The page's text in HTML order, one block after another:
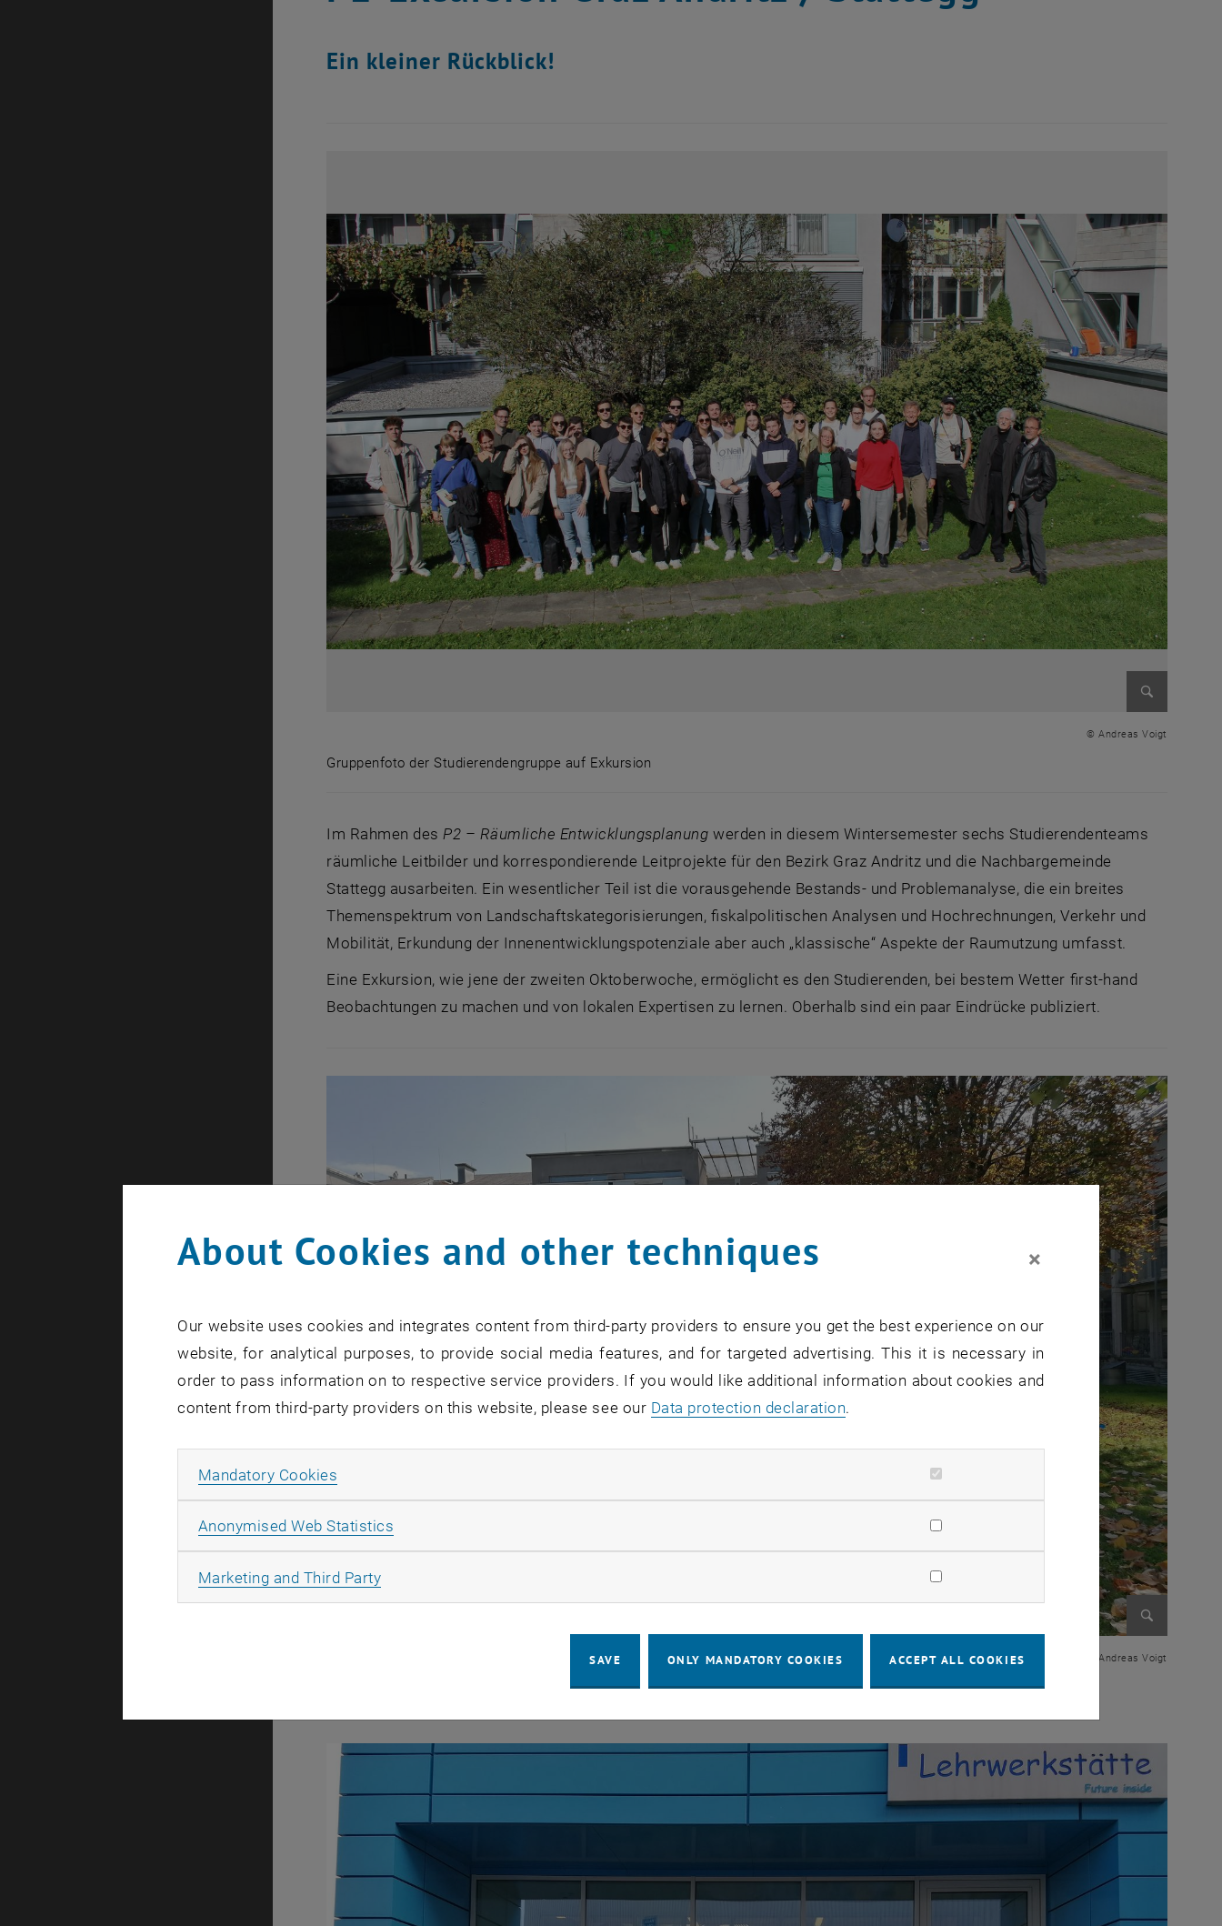
Ein kleiner Rückblick!
© Andreas Voigt
Gruppenfoto der Studierendengruppe auf Exkursion
Im Rahmen des P2 – Räumliche Entwicklungsplanung werden in diesem Wintersemester sechs Studierendenteams
räumliche Leitbilder und korrespondierende Leitprojekte für den Bezirk Graz Andritz und die Nachbargemeinde
Stattegg ausarbeiten. Ein wesentlicher Teil ist die vorausgehende Bestands- und Problemanalyse, die ein breites
Themenspektrum von Landschaftskategorisierungen, fiskalpolitischen Analysen und Hochrechnungen, Verkehr und
Mobilität, Erkundung der Innenentwicklungspotenziale aber auch „klassische“ Aspekte der Raumutzung umfasst.
Eine Exkursion, wie jene der zweiten Oktoberwoche, ermöglicht es den Studierenden, bei bestem Wetter first-hand
Beobachtungen zu machen und von lokalen Expertisen zu lernen. Oberhalb sind ein paar Eindrücke publiziert.
© Andreas Voigt
[Translate to English:] Fachninput von Expert*innen
[Translate to English:] Fachninput von Expert*innen
About Cookies and other techniques ×
Our website uses cookies and integrates content from third-party providers to ensure you get the best experience on our
website, for analytical purposes, to provide social media features, and for targeted advertising. This it is necessary in
order to pass information on to respective service providers. If you would like additional information about cookies and
content from third-party providers on this website, please see our Data protection declaration.
Mandatory Cookies
Anonymised Web Statistics
Marketing and Third PartyAllow marketing cookies
SAVE ONLY MANDATORY COOKIES ACCEPT ALL COOKIES